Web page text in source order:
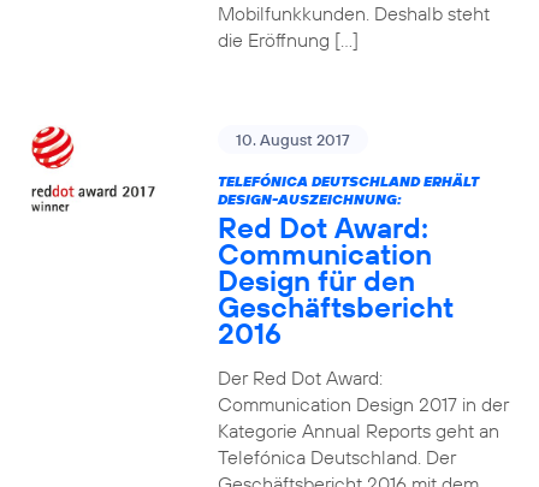
Mobilfunkkunden. Deshalb steht
die Eröffnung […]
10. August 2017
TELEFÓNICA DEUTSCHLAND ERHÄLT
DESIGN-AUSZEICHNUNG:
Red Dot Award:
Communication
Design für den
Geschäftsbericht
2016
Der Red Dot Award:
Communication Design 2017 in der
Kategorie Annual Reports geht an
Telefónica Deutschland. Der